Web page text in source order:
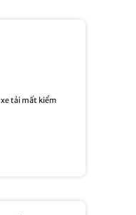
tải mất kiểm